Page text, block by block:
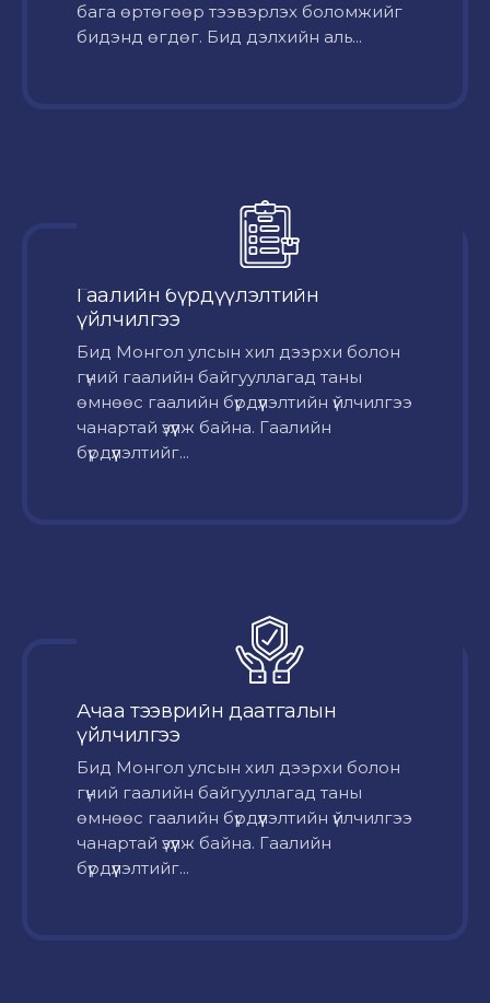
бага өртөгөөр тээвэрлэх боломжийг
бидэнд өгдөг. Бид дэлхийн аль...
Гаалийн бүрдүүлэлтийн
үйлчилгээ
Бид Монгол улсын хил дээрхи болон
гүний гаалийн байгууллагад таны
өмнөөс гаалийн бүрдүүлэлтийн үйлчилгээ
чанартай үзүүлж байна. Гаалийн
бүрдүүлэлтийг...
Ачаа тээврийн даатгалын
үйлчилгээ
Бид Монгол улсын хил дээрхи болон
гүний гаалийн байгууллагад таны
өмнөөс гаалийн бүрдүүлэлтийн үйлчилгээ
чанартай үзүүлж байна. Гаалийн
бүрдүүлэлтийг...